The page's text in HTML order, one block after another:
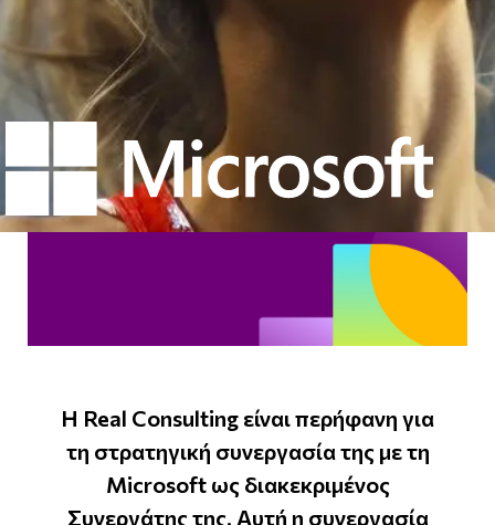
Η Real Consulting είναι περήφανη για
τη στρατηγική συνεργασία της με τη
Microsoft ως διακεκριμένος
Συνεργάτης της. Αυτή η συνεργασία